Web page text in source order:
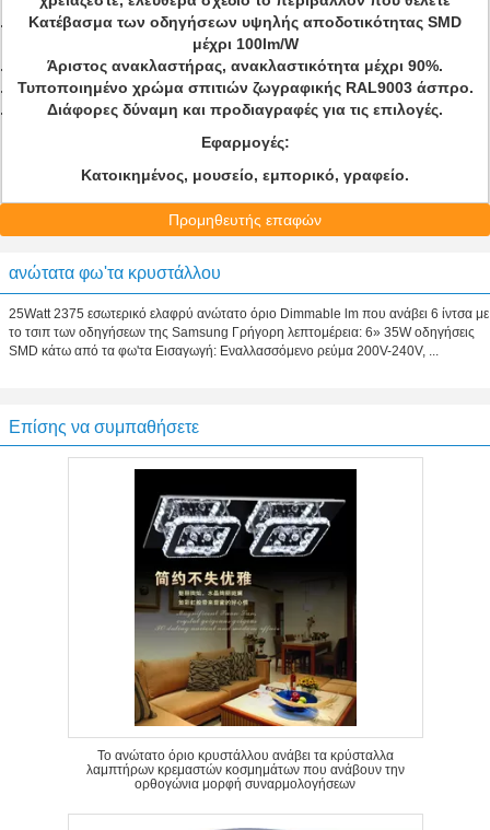
Κατέβασμα των οδηγήσεων υψηλής αποδοτικότητας SMD
μέχρι 100lm/W
Άριστος ανακλαστήρας, ανακλαστικότητα μέχρι 90%.
Τυποποιημένο χρώμα σπιτιών ζωγραφικής RAL9003 άσπρο.
Διάφορες δύναμη και προδιαγραφές για τις επιλογές.
Εφαρμογές:
Κατοικημένος, μουσείο, εμπορικό, γραφείο.
Προμηθευτής επαφών
ανώτατα φω'τα κρυστάλλου
25Watt 2375 εσωτερικό ελαφρύ ανώτατο όριο Dimmable lm που ανάβει 6 ίντσα με
το τσιπ των οδηγήσεων της Samsung Γρήγορη λεπτομέρεια: 6» 35W οδηγήσεις
SMD κάτω από τα φω'τα Εισαγωγή: Εναλλασσόμενο ρεύμα 200V-240V, ...
Επίσης να συμπαθήσετε
Το ανώτατο όριο κρυστάλλου ανάβει τα κρύσταλλα
λαμπτήρων κρεμαστών κοσμημάτων που ανάβουν την
ορθογώνια μορφή συναρμολογήσεων